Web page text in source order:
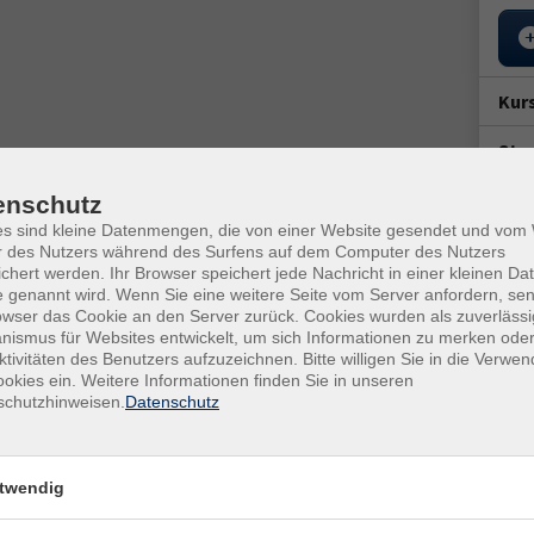
in Betrieb. Es versorgt die umliegenden Obstplantagen
es auch die Trinkwasserressourcen.
es neu aufgestellt. Eine
dass das Brauchwasser auch angesichts
Obstanbau in der Region.
Glindow e.V. zur Historie des Brauchwasserwerks
und geht auf den heutigen Nutzen des
Anlage, Herr Deichsel, erläutert Wissenswertes zum
Di.
1x Di
sind kleine Datenmengen, die von einer Website gesendet und vom
des Nutzers während des Surfens auf dem Computer des Nutzers
werden. Ihr Browser speichert jede Nachricht in einer kleinen
genannt wird. Wenn Sie eine weitere Seite vom Server anfordern,
das Cookie an den Server zurück. Cookies wurden als
für Websites entwickelt, um sich Informationen zu merken
des Benutzers aufzuzeichnen. Bitte willigen Sie in die
ein. Weitere Informationen finden Sie in unseren
Datenschutz